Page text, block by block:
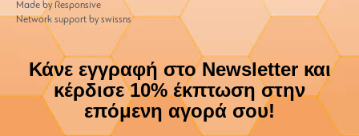
Made by Responsive
Network support by swissns
Κάνε εγγραφή στο Newsletter και
κέρδισε 10% έκπτωση στην
επόμενη αγορά σου!